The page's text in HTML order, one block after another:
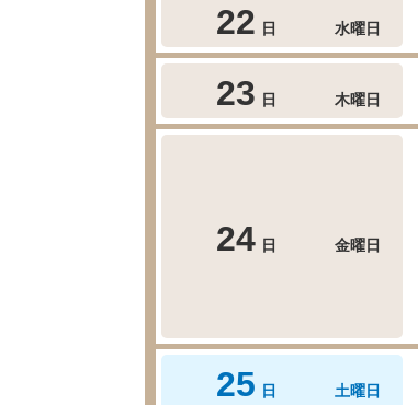
22 日 水曜日
23 日 木曜日
24 日 金曜日
25 日 土曜日